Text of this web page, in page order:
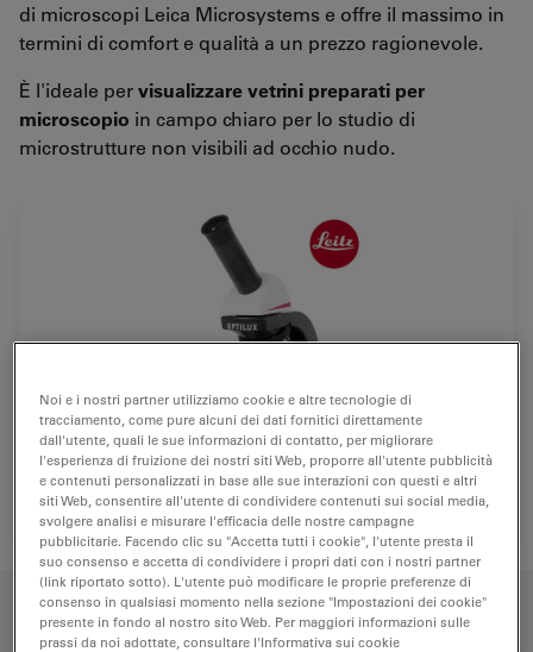
di microscopi Leica Microsystems e offre il massimo in
termini di comfort e qualità a un prezzo ragionevole.
È l'ideale pervisualizzare vetrini preparati per
microscopio in campo chiaro per lo studio di
microstrutture non visibili ad occhio nudo.
FUNZIONI CHIAVE
Noi e i nostri partner utilizziamo cookie e altre tecnologie di
tracciamento, come pure alcuni dei dati fornitici direttamente
dall'utente, quali le sue informazioni di contatto, per migliorare
l'esperienza di fruizione dei nostri siti Web, proporre all'utente pubblicità
e contenuti personalizzati in base alle sue interazioni con questi e altri
siti Web, consentire all'utente di condividere contenuti sui social media,
svolgere analisi e misurare l'efficacia delle nostre campagne
pubblicitarie. Facendo clic su "Accetta tutti i cookie", l'utente presta il
suo consenso e accetta di condividere i propri dati con i nostri partner
(link riportato sotto). L'utente può modificare le proprie preferenze di
consenso in qualsiasi momento nella sezione "Impostazioni dei cookie"
presente in fondo al nostro sito Web. Per maggiori informazioni sulle
prassi da noi adottate, consultare l'Informativa sui cookie